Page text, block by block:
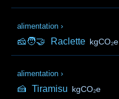
alimentation ›
🧀🧑‍🤝‍ Raclette kgCO₂e
alimentation ›
🍰 Tiramisu kgCO₂e